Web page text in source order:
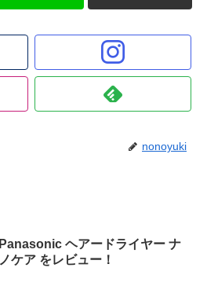
nonoyuki
Panasonic ヘアードライヤー ナ
ノケア をレビュー！